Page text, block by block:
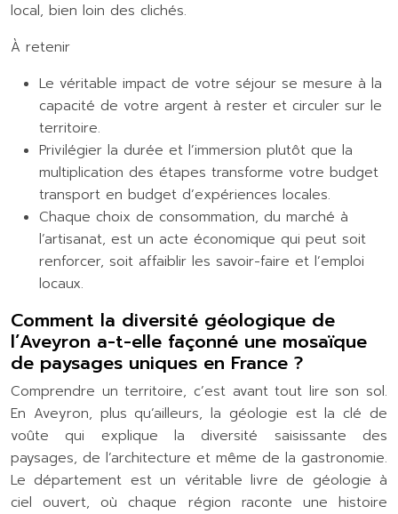
local, bien loin des clichés.
À retenir
Le véritable impact de votre séjour se mesure à la
capacité de votre argent à rester et circuler sur le
territoire.
Privilégier la durée et l’immersion plutôt que la
multiplication des étapes transforme votre budget
transport en budget d’expériences locales.
Chaque choix de consommation, du marché à
l’artisanat, est un acte économique qui peut soit
renforcer, soit affaiblir les savoir-faire et l’emploi
locaux.
Comment la diversité géologique de
l’Aveyron a-t-elle façonné une mosaïque
de paysages uniques en France ?
Comprendre un territoire, c’est avant tout lire son sol.
En Aveyron, plus qu’ailleurs, la géologie est la clé de
voûte qui explique la diversité saisissante des
paysages, de l’architecture et même de la gastronomie.
Le département est un véritable livre de géologie à
ciel ouvert, où chaque région raconte une histoire